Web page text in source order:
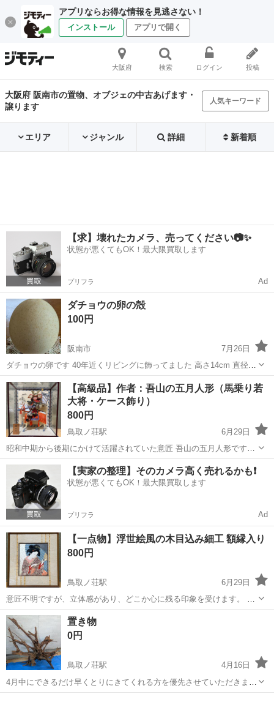
アプリならお得な情報を見逃さない！
インストール アプリで開く
大阪府 検索 ログイン 投稿
大阪府 阪南市の置物、オブジェの中古あげます・
譲ります
人気キーワード
エリア ジャンル 詳細 新着順
【求】壊れたカメラ、売ってください📷✨
状態が悪くてもOK！最大限買取します
プリフラ Ad
ダチョウの卵の殻
100円
阪南市
7月26日
ダチョウの卵です 40年近くリビングに飾ってました 高さ14cm 直径
2.5cmぐらいの穴が空いてます
大阪 阪南市 インテリア雑貨/小物
【高級品】作者：吾山の五月人形（馬乗り若
大将・ケース飾り）
800円
鳥取ノ荘駅
6月29日
昭和中期から後期にかけて活躍されていた意匠 吾山の五月人形です。
綺麗なガラスケースに入っており、素人目ではありますが状態は非常
にいいと思います。(完全新品をお求めの方は御遠慮ください) お孫さ
んへの贈り物などにいかがでしょう...
大阪 阪南市 鳥取ノ荘駅 インテリア雑貨/小物
【実家の整理】そのカメラ高く売れるかも❗️
状態が悪くてもOK！最大限買取します
プリフラ Ad
【一点物】浮世絵風の木目込み細工 額縁入り
800円
鳥取ノ荘駅
6月29日
意匠不明ですが、立体感があり、どこか心に残る印象を受けます。 額
サイズは幅約41cm、高さ44.5cm、奥行3.6cmです。 他にも立派な五
月人形を出品しておりますので、ぜひご覧ください。2点セットでご購
入いただける場合...
大阪 阪南市 鳥取ノ荘駅
置き物
0円
鳥取ノ荘駅
4月16日
4月中にできるだけ早くとりにきてくれる方を優先させていただきま
す。 よろしくおねがいします。